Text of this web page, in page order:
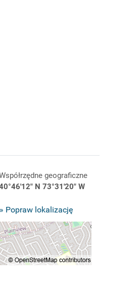
geograficzne
N 73°31'20" W
» Popraw lokalizację